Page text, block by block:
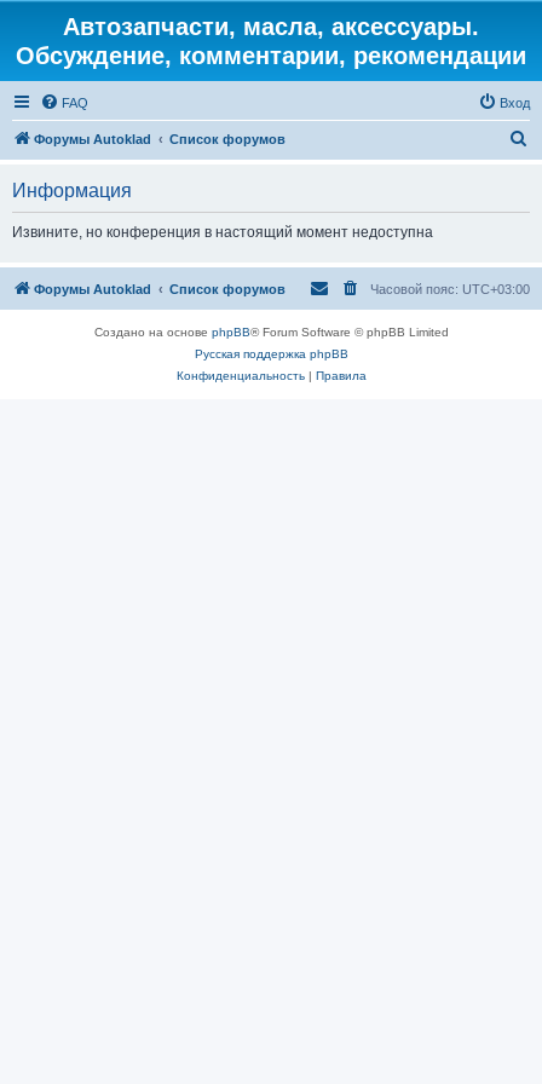
Автозапчасти, масла, аксессуары.
Обсуждение, комментарии, рекомендации
FAQ Вход
Форумы Autoklad Список форумов
Информация
Извините, но конференция в настоящий момент недоступна
Форумы Autoklad Список форумов Часовой пояс: UTC+03:00
Создано на основе phpBB® Forum Software © phpBB Limited
Русская поддержка phpBB
Конфиденциальность| Правила